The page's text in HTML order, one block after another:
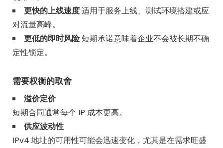
更快的上线速度适用于服务上线、测试环境搭建或应
对流量高峰。
更低的即时风险短期承诺意味着企业不会被长期不确
定性锁定。
需要权衡的取舍
溢价定价
短期合同通常每个 IP 成本更高。
供应波动性
IPv4 地址的可用性可能会迅速变化，尤其是在需求旺盛